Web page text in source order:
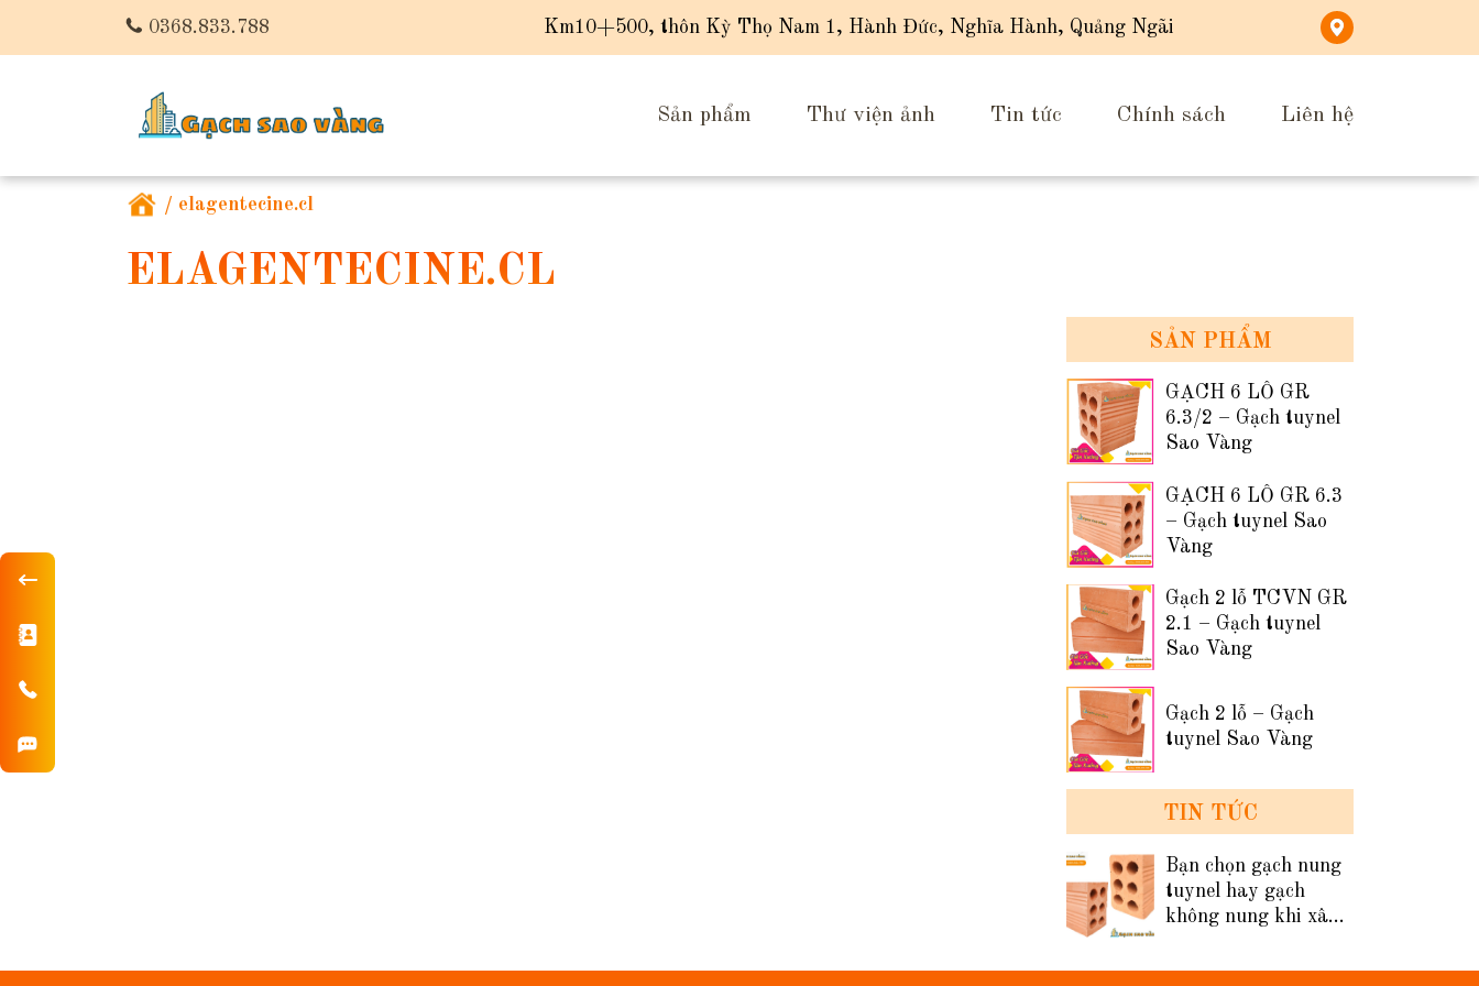
0368.833.788 Km10+500, thôn Kỳ Thọ Nam 1, Hành Đức, Nghĩa Hành, Quảng Ngãi
Sản phẩm Thư viện ảnh Tin tức Chính sách Liên hệ
/ elagentecine.cl
ELAGENTECINE.CL
SẢN PHẨM
GẠCH 6 LỖ GR
6.3/2 – Gạch tuynel
Sao Vàng
GẠCH 6 LỖ GR 6.3
– Gạch tuynel Sao
Vàng
Gạch 2 lỗ TCVN GR
2.1 – Gạch tuynel
Sao Vàng
Gạch 2 lỗ – Gạch
tuynel Sao Vàng
TIN TỨC
Bạn chọn gạch nung
tuynel hay gạch
không nung khi xây